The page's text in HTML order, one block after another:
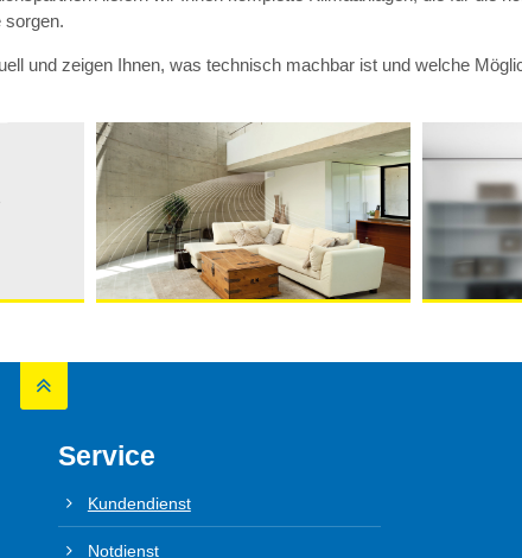
sorgen.
und zeigen Ihnen, was technisch machbar ist und welche
Service
Kundendienst
Notdienst